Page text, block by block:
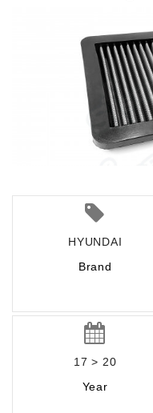
HYUNDAI
Brand
17 > 20
Year